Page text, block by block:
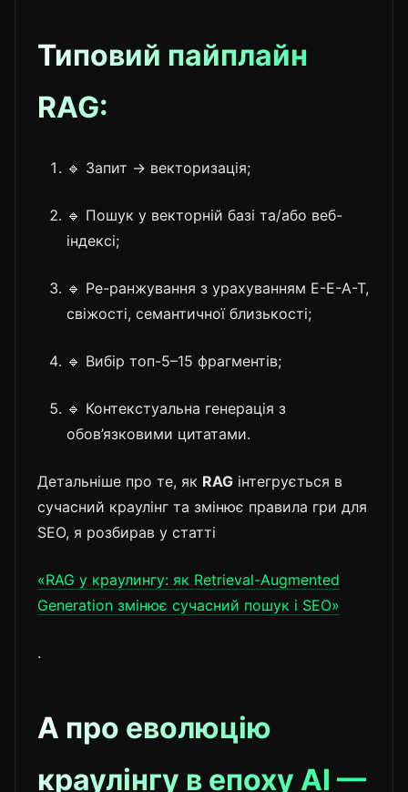
Типовий пайплайн
RAG:
🔹 Запит → векторизація;
🔹 Пошук у векторній базі та/або веб-
індексі;
🔹 Ре-ранжування з урахуванням E-E-A-T,
свіжості, семантичної близькості;
🔹 Вибір топ-5–15 фрагментів;
🔹 Контекстуальна генерація з
обов’язковими цитатами.
Детальніше про те, як RAG інтегрується в
сучасний краулінг та змінює правила гри для
SEO, я розбирав у статті
«RAG у краулингу: як Retrieval-Augmented
Generation змінює сучасний пошук і SEO»
.
А про еволюцію
краулінгу в епоху AI —